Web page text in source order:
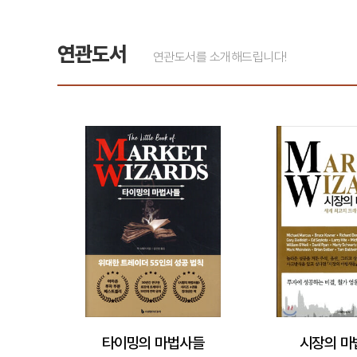
연관도서 연관도서를 소개해드립니다!
타이밍의 마법사들 시장의 마